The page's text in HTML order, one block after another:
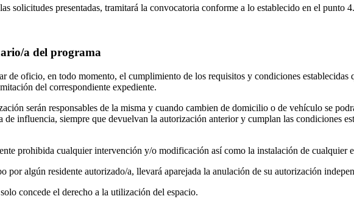
solicitudes presentadas, tramitará la convocatoria conforme a lo establecido en el punto
a del programa
de oficio, en todo momento, el cumplimiento de los requisitos y condiciones
del correspondiente expediente.
serán responsables de la misma y cuando cambien de domicilio o de vehículo se
influencia, siempre que devuelvan la autorización anterior y cumplan las condiciones
prohibida cualquier intervención y/o modificación así como la instalación de cualquier
por algún residente autorizado/a, llevará aparejada la anulación de su autorización
concede el derecho a la utilización del espacio.